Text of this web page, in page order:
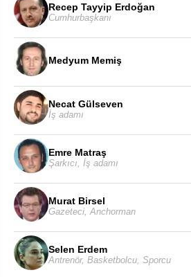
Recep Tayyip Erdoğan
Cumhurbaşkanı
Medyum Memiş
Necat Gülseven
İş adamı
Emre Matraş
Şarkıcı İş adamı
Murat Birsel
Gazeteci Anchorman
Selen Erdem
Antrenör, Basketbolcu Sporcu